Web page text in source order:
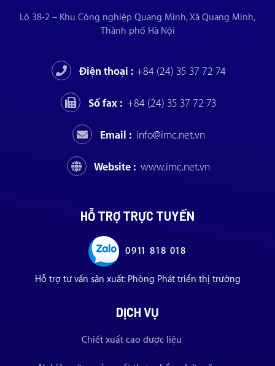
Lô 38-2 – Khu Công nghiệp Quang Minh, Xã Quang Minh,
Thành phố Hà Nội
Điện thoại : +84 (24) 35 37 72 74
Số fax : +84 (24) 35 37 72 73
Email : info@imc.net.vn
Website : www.imc.net.vn
HỖ TRỢ TRỰC TUYẾN
0911 818 018
Hỗ trợ tư vấn sản xuất: Phòng Phát triển thị trường
DỊCH VỤ
Chiết xuất cao dược liệu